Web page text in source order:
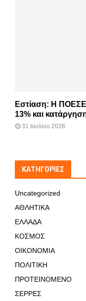
Εστίαση: Η
13% και
31 Ιουλίου 2026
KΑΤΗΓΟΡΊΕΣ
Uncategorized
ΑΘΛΗΤΙΚΑ
ΕΛΛΑΔΑ
ΚΟΣΜΟΣ
ΟΙΚΟΝΟΜΙΑ
ΠΟΛΙΤΙΚΗ
ΠΡΟΤΕΙΝΟΜΕΝΟ
ΣΕΡΡΕΣ